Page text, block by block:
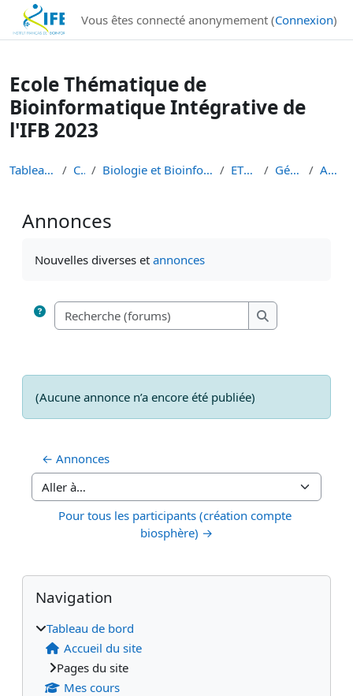
Institut Français de Bioinformatique - Les formations
Passer au contenu principalVous êtes connecté anonymement (Connexion)
Ecole Thématique de
Bioinformatique Intégrative de
l'IFB 2023
Tableau de bord Cours Biologie et Bioinformatique Intégratives ETBII 2023 Généralités Annonces
Annonces
Nouvelles diverses et annonces
Recherche
Recherche
(Aucune annonce n’a encore été publiée)
← Annonces
Aller à…
Pour tous les participants (création compte
biosphère) →
Blocs
Blocs supplémentaires
Passer Navigation
Navigation
Tableau de bord
Accueil du site
Pages du site
Mes cours